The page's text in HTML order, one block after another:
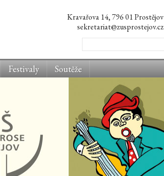
Kravařova 14, 796 01 Prostějov
sekretariat@zusprostejov.cz
Festivaly Soutěže